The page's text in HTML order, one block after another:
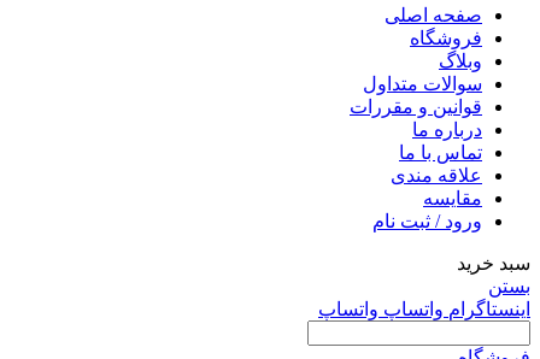
صفحه اصلی
فروشگاه
وبلاگ
سوالات متداول
قوانین و مقررات
درباره ما
تماس با ما
علاقه مندی
مقايسه
ورود / ثبت نام
سبد خرید
بستن
اینستاگرام واتساپ واتساپ